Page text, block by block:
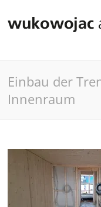
Einbau der
Innenraum